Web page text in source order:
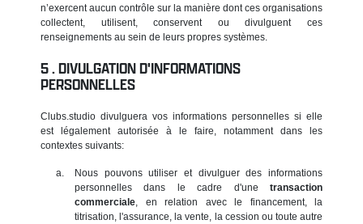
n’exercent aucun contrôle sur la manière dont ces organisations
collectent, utilisent, conservent ou divulguent ces
renseignements au sein de leurs propres systèmes.
DIVULGATION D'INFORMATIONS
PERSONNELLES
Clubs.studio divulguera vos informations personnelles si elle
est légalement autorisée à le faire, notamment dans les
contextes suivants:
Nous pouvons utiliser et divulguer des informations
personnelles dans le cadre d'une transaction
commerciale, en relation avec le financement, la
titrisation, l'assurance, la vente, la cession ou toute autre